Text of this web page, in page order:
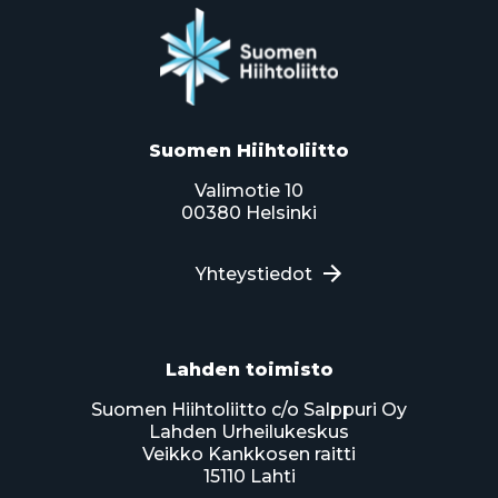
Suomen Hiihtoliitto
Valimotie 10
00380 Helsinki
Yhteystiedot
Lahden toimisto
Suomen Hiihtoliitto c/o Salppuri Oy
Lahden Urheilukeskus
Veikko Kankkosen raitti
15110 Lahti